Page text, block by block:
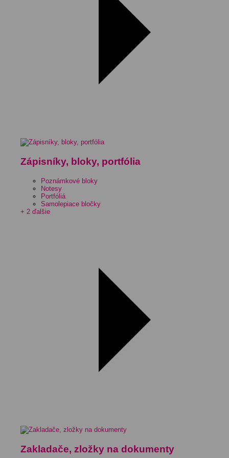
Zápisníky, bloky, portfólia
Poznámkové bloky
Notesy
Portfóliá
Samolepiace bločky
+ 2 ďalšie
Zakladače, zložky na dokumenty